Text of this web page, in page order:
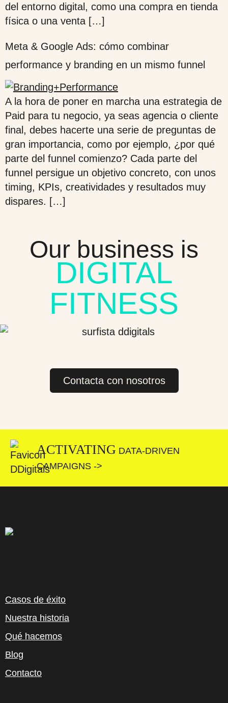
del entorno digital, como una compra en tienda
física o una venta […]
Meta & Google Ads: cómo combinar
performance y branding en un mismo funnel
A la hora de poner en marcha una estrategia de
Paid para tu negocio, ya seas agencia o cliente
final, debes hacerte una serie de preguntas de
gran importancia, como por ejemplo, ¿por qué
parte del funnel comienzo? Cada parte del
funnel persigue un objetivo concreto, con unos
timing, KPIs, creatividades y resultados muy
dispares. […]
Our business is
DIGITAL
FITNESS
Contacta con nosotros
ACTIVATING DATA-DRIVEN
CAMPAIGNS ->
Casos de éxito
Nuestra historia
Qué hacemos
Blog
Contacto